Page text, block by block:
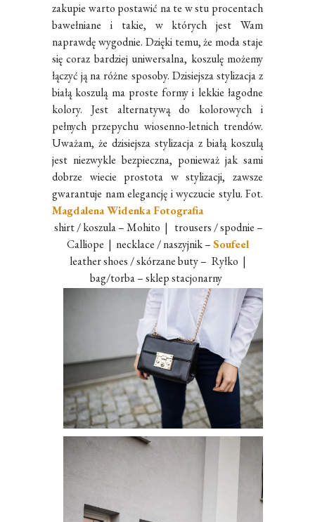
zakupie warto postawić na te w stu procentach
bawełniane i takie, w których jest Wam
naprawdę wygodnie. Dzięki temu, że moda staje
się coraz bardziej uniwersalna, koszulę możemy
łączyć ją na różne sposoby. Dzisiejsza stylizacja z
białą koszulą ma proste formy i lekkie łagodne
kolory. Jest alternatywą do kolorowych i
pełnych przepychu wiosenno-letnich trendów.
Uważam, że dzisiejsza stylizacja z białą koszulą
jest niezwykle bezpieczna, ponieważ jak sami
dobrze wiecie prostota w stylizacji, zawsze
gwarantuje nam elegancję i wyczucie stylu. Fot.
Magdalena Widenka Fotografia
shirt / koszula – Mohito | trousers / spodnie –
Calliope | necklace / naszyjnik –Soufeel
leather shoes / skórzane buty – Ryłko |
bag/torba – sklep stacjonarny